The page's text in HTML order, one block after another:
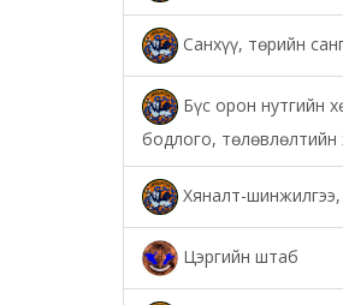
Санхүү, төрийн
Бүс орон нутгийн
бодлого, төлөвлөлтийн
Хяналт-шинжилгээ,
Цэргийн штаб